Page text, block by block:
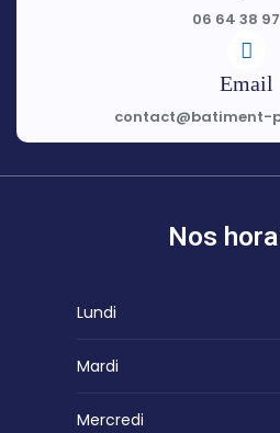
06 64 38
Email
contact@batiment-
Nos
Lundi
Mardi
Mercredi